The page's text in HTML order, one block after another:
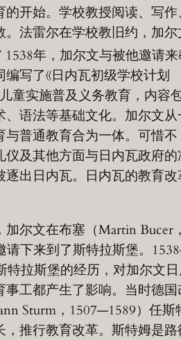
的开始。学校教授阅读、写作
。法雷尔在学校教旧约，加尔
1538年，加尔文与被他邀请
写了《日内瓦初级学校计划
童实施普及义务教育，内容
、语法等基础文化。加尔文从
与普通教育合为一体。可惜不
仪及其他方面与日内瓦政府的
逐出日内瓦。日内瓦的教育改
加尔文在布塞（Martin Bucer
请下来到了斯特拉斯堡。
特拉斯堡的经历，对加尔文
事工都产生了影响。当时德国
Sturm，1507—1589）任斯
，推行教育改革。斯特姆是路